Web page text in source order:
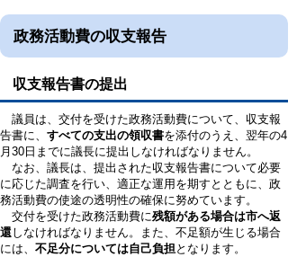
政務活動費の収支報告
収支報告書の提出
議員は、交付を受けた政務活動費について、収支報
告書に、 すべての支出の領収書を添付のうえ、翌年の4
月30日までに議長に提出しなければなりません。
なお、議長は、提出された収支報告書について必要
に応じた調査を行い、適正な運用を期すとともに、政
務活動費の使途の透明性の確保に努めています。
交付を受けた政務活動費に残額がある場合は市へ返
還しなければなりません。また、不足額が生じる場合
には、 不足分については自己負担となります。